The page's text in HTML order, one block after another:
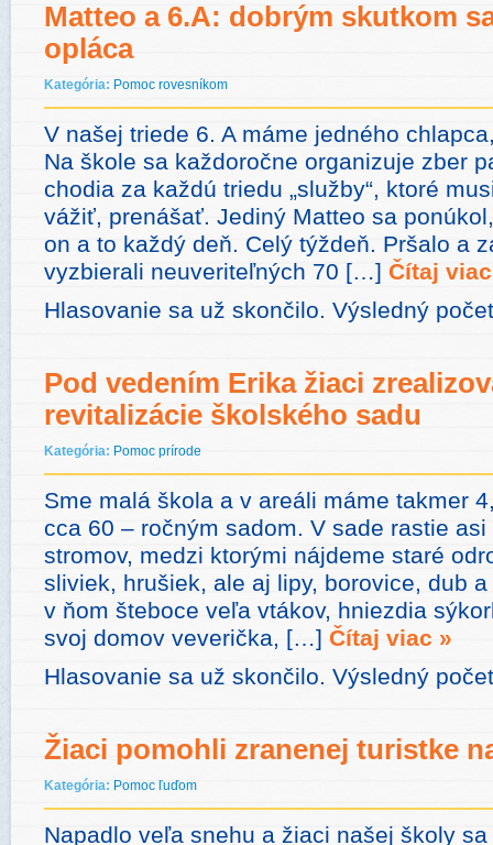
Matteo a 6.A: dobrým skutkom
opláca
Kategória: Pomoc rovesníkom
V našej triede 6. A máme jedného
Na škole sa každoročne organizuje zber
chodia za každú triedu „služby“, ktoré
vážiť, prenášať. Jediný Matteo sa
on a to každý deň. Celý týždeň. Pršalo a
vyzbierali neuveriteľných 70 […] Čítaj
Hlasovanie sa už skončilo. Výsledný
Pod vedením Erika žiaci
revitalizácie školského sadu
Kategória: Pomoc prírode
Sme malá škola a v areáli máme takmer
cca 60 – ročným sadom. V sade rastie
stromov, medzi ktorými nájdeme staré
sliviek, hrušiek, ale aj lipy, borovice, dub
v ňom šteboce veľa vtákov, hniezdia
svoj domov veverička, […] Čítaj viac »
Hlasovanie sa už skončilo. Výsledný
Žiaci pomohli zranenej turistke
Kategória: Pomoc ľuďom
Napadlo veľa snehu a žiaci našej školy